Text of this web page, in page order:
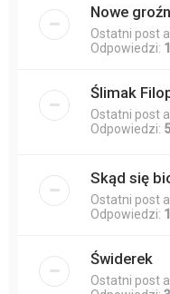
Nowe
Ostatni post
Odpowiedzi: 1
Ślimak
Ostatni post
Odpowiedzi:
Skąd się
Ostatni post
Odpowiedzi: 1
Świderek
Ostatni post